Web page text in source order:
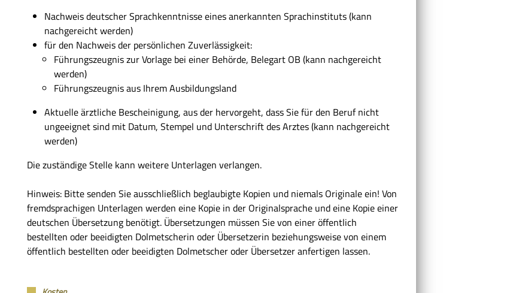
Nachweis deutscher Sprachkenntnisse eines anerkannten Sprachinstituts (kann
nachgereicht werden)
für den Nachweis der persönlichen Zuverlässigkeit:
Führungszeugnis zur Vorlage bei einer Behörde, Belegart OB (kann nachgereicht
werden)
Führungszeugnis aus Ihrem Ausbildungsland
Aktuelle ärztliche Bescheinigung, aus der hervorgeht, dass Sie für den Beruf nicht
ungeeignet sind mit Datum, Stempel und Unterschrift des Arztes (kann nachgereicht
werden)
Die zuständige Stelle kann weitere Unterlagen verlangen.
Hinweis: Bitte senden Sie ausschließlich beglaubigte Kopien und niemals Originale ein! Von
fremdsprachigen Unterlagen werden eine Kopie in der Originalsprache und eine Kopie einer
deutschen Übersetzung benötigt. Übersetzungen müssen Sie von einer öffentlich
bestellten oder beeidigten Dolmetscherin oder Übersetzerin beziehungsweise von einem
öffentlich bestellten oder beeidigten Dolmetscher oder Übersetzer anfertigen lassen.